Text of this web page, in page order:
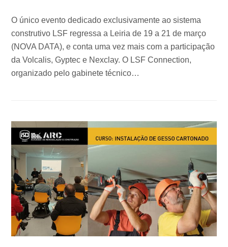
O único evento dedicado exclusivamente ao sistema
construtivo LSF regressa a Leiria de 19 a 21 de março
(NOVA DATA), e conta uma vez mais com a participação
da Volcalis, Gyptec e Nexclay. O LSF Connection,
organizado pelo gabinete técnico…